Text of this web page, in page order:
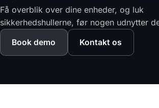
Få overblik over dine enheder, og luk
sikkerhedshullerne, før nogen udnytter
Book demo Kontakt os